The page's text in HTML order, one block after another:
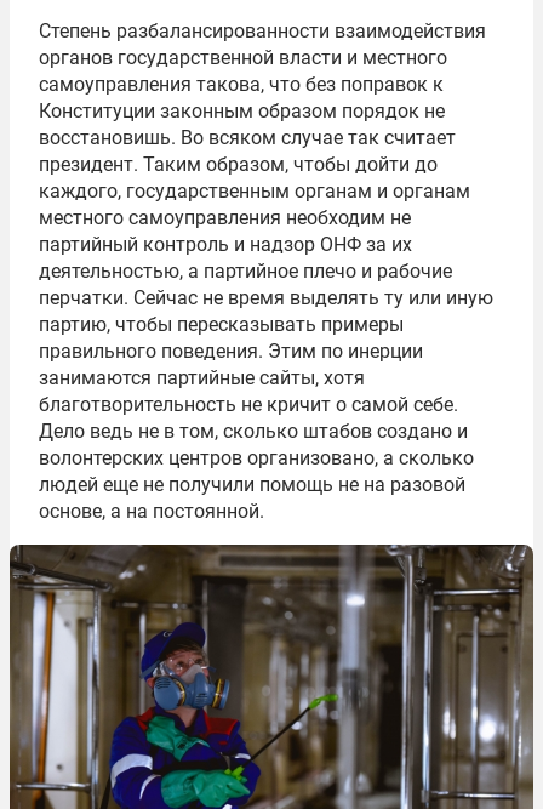
Степень разбалансированности взаимодействия
органов государственной власти и местного
самоуправления такова, что без поправок к
Конституции законным образом порядок не
восстановишь. Во всяком случае так считает
президент. Таким образом, чтобы дойти до
каждого, государственным органам и органам
местного самоуправления необходим не
партийный контроль и надзор ОНФ за их
деятельностью, а партийное плечо и рабочие
перчатки. Сейчас не время выделять ту или иную
партию, чтобы пересказывать примеры
правильного поведения. Этим по инерции
занимаются партийные сайты, хотя
благотворительность не кричит о самой себе.
Дело ведь не в том, сколько штабов создано и
волонтерских центров организовано, а сколько
людей еще не получили помощь не на разовой
основе, а на постоянной.